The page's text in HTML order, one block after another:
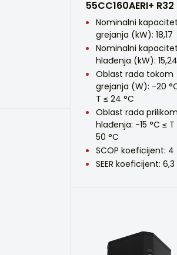
55CC160AERI+ R32
Nominalni kapacitet
grejanja (kW): 18,17
Nominalni kapacitet
hlađenja (kW): 15,24
Oblast rada tokom
grejanja (W): -20
T ≤ 24 °C
Oblast rada prilikom
hlađenja: -15 °C ≤ T
50 °C
SCOP koeficijent: 4
SEER koeficijent: 6,3